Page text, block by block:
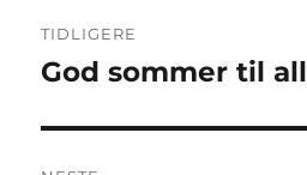
TIDLIGERE
Forrige
God sommer til